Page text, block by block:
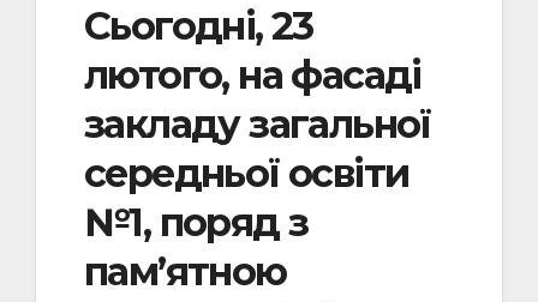
Сьогодні, 23
лютого, на фасаді
закладу загальної
середньої освіти
№1, поряд з
пам’ятною